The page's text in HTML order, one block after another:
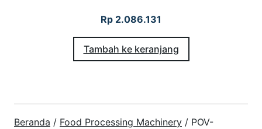
Rp 2.086.131
Tambah ke keranjang
Beranda / Food Processing Machinery / POV-